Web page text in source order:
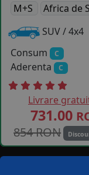
M+S
Africa de
SUV / 4x4
Consum
C
Aderenta C
Livrare
731.00
854 RON